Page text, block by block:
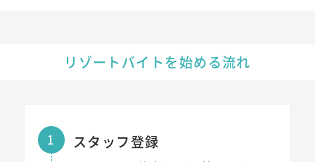
リゾートバイトを始める流れ
1 スタッフ登録